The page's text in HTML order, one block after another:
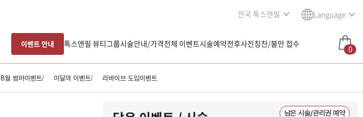
전국 톡스앤필 Language
이벤트 안내 톡스앤필 뷰티그룹시술안내/가격전체 이벤트시술예약전후사진칭찬/불만 접수 0
8월 썸머이벤트/ 이달의 이벤트/ 리바이브 도입이벤트
남은 시술/관리권 예약